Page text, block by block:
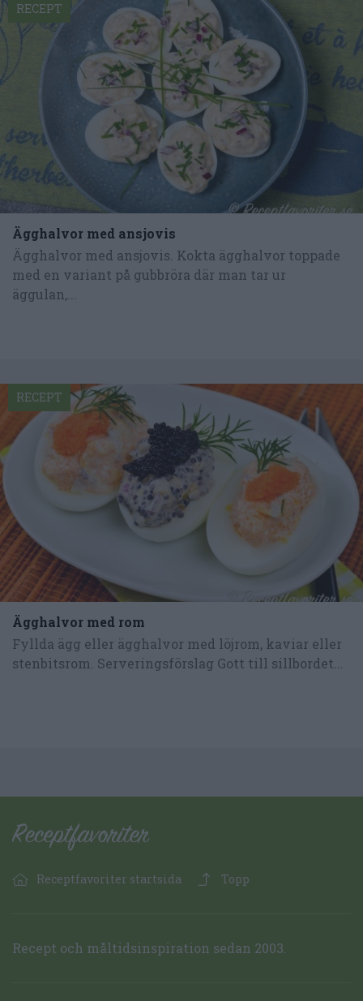
Ägghalvor med ansjovis
Ägghalvor med ansjovis. Kokta ägghalvor toppade
med en variant på gubbröra där man tar ur
äggulan,...
RECEPT
Ägghalvor med rom
Fyllda ägg eller ägghalvor med löjrom, kaviar eller
stenbitsrom. Serveringsförslag Gott till sillbordet...
RECEPT
Receptfavoriter startsida Topp
Recept och måltidsinspiration sedan 2003.